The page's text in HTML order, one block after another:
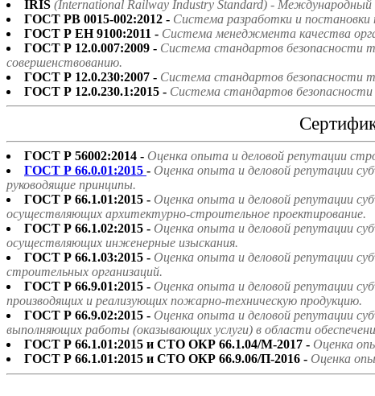
IRIS (International Railway Industry Standard) -
ГОСТ РВ 0015-002:2012 - Система разработки и
ГОСТ Р ЕН 9100:2011 - Система менеджмента качества
ГОСТ Р 12.0.007:2009 - Система стандартов безопасности
совершенствованию.
ГОСТ Р 12.0.230:2007 - Система стандартов безопасности
ГОСТ Р 12.0.230.1:2015 - Система стандартов
ГОСТ Р 56002:2014 - Оценка опыта и деловой репутации
ГОСТ Р 66.0.01:2015 - Оценка опыта и деловой репутации
руководящие принципы.
ГОСТ Р 66.1.01:2015 - Оценка опыта и деловой репутации
осуществляющих архитектурно-строительное проектирование.
ГОСТ Р 66.1.02:2015 - Оценка опыта и деловой репутации
осуществляющих инженерные изыскания.
ГОСТ Р 66.1.03:2015 - Оценка опыта и деловой репутации
строительных организаций.
ГОСТ Р 66.9.01:2015 - Оценка опыта и деловой репутации
производящих и реализующих пожарно-техническую продукцию.
ГОСТ Р 66.9.02:2015 - Оценка опыта и деловой репутации
выполняющих работы (оказывающих услуги) в области
ГОСТ Р 66.1.01:2015 и СТО ОКР 66.1.04/М-2017 - Оценка
ГОСТ Р 66.1.01:2015 и СТО ОКР 66.9.06/П-2016 - Оценка